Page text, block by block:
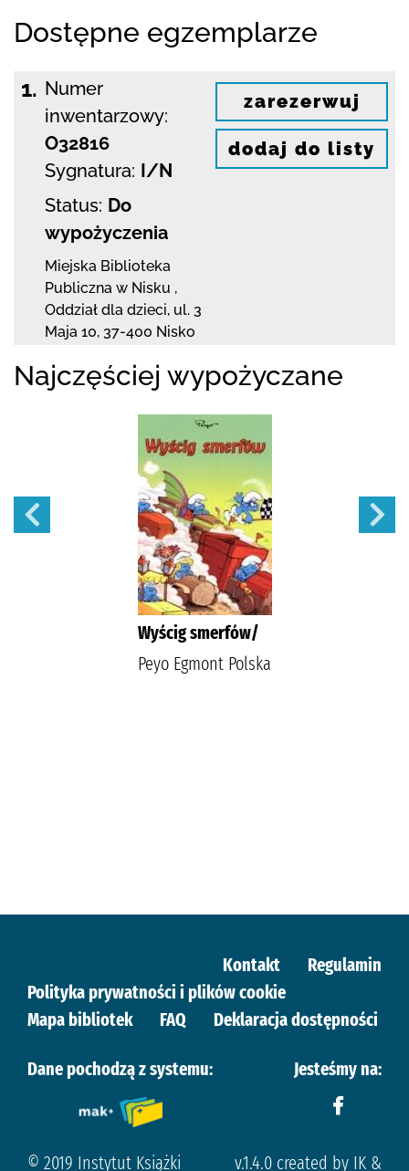
Dostępne egzemplarze
1. Numer
inwentarzowy:
O32816
Sygnatura: I/N
Status: Do
wypożyczenia
Miejska Biblioteka
Publiczna w Nisku ,
Oddział dla dzieci, ul. 3
Maja 10, 37-400 Nisko
zarezerwuj
dodaj do listy
Najczęściej wypożyczane
Wyścig smerfów/
Peyo Egmont Polska
Kontakt
Regulamin
Polityka prywatności i plików cookie
Mapa bibliotek
FAQ Deklaracja dostępności
Dane pochodzą z systemu: Jesteśmy na:
© 2019 Instytut Książki v.1.4.0 created by IK &